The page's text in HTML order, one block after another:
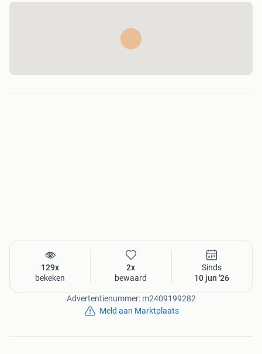
129x
bekeken
2x
bewaard
Sinds
10 jun '26
Advertentienummer: m2409199282
Meld aan Marktplaats